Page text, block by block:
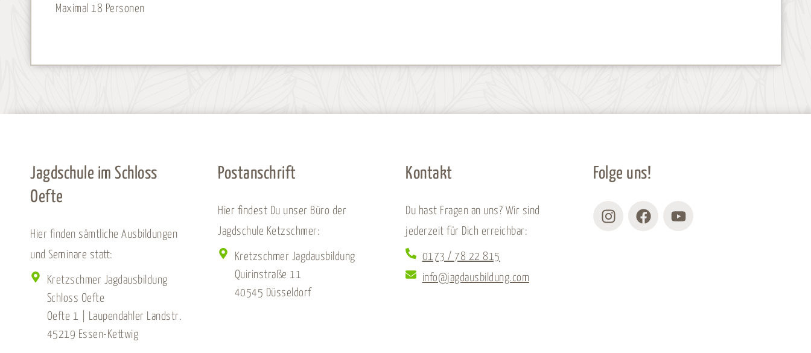
Maximal 18 Personen
Jagdschule im Schloss
Oefte
Hier finden sämtliche Ausbildungen
und Seminare statt:
Kretzschmer Jagdausbildung
Schloss Oefte
Oefte 1 | Laupendahler Landstr.
45219 Essen-Kettwig
Postanschrift
Hier findest Du unser Büro der
Jagdschule Ketzschmer:
Kretzschmer Jagdausbildung
Quirinstraße 11
40545 Düsseldorf
Kontakt
Du hast Fragen an uns? Wir sind
jederzeit für Dich erreichbar:
0173 / 78 22 815
info@jagdausbildung.com
Folge uns!
InstagramFacebookYoutube